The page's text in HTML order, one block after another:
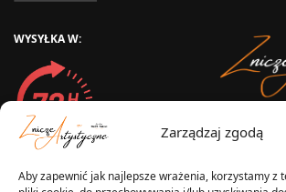
Zarządzaj zgodą
Aby zapewnić jak najlepsze wrażenia, korzystamy z
WYSYŁKA W:
2025 ©
Wytwórnia